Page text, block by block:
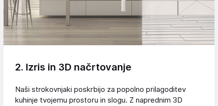
2. Izris in 3D načrtovanje
Naši strokovnjaki poskrbijo za popolno prilagoditev
kuhinje tvojemu prostoru in slogu. Z naprednim 3D